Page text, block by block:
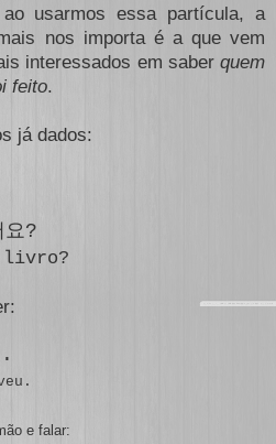
usarmos essa partícula, a
nos importa é a que vem
interessados em saber quem
feito.
já dados:
?
livro?
e falar: